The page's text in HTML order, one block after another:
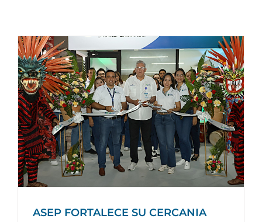
ASEP FORTALECE SU CERCANIA